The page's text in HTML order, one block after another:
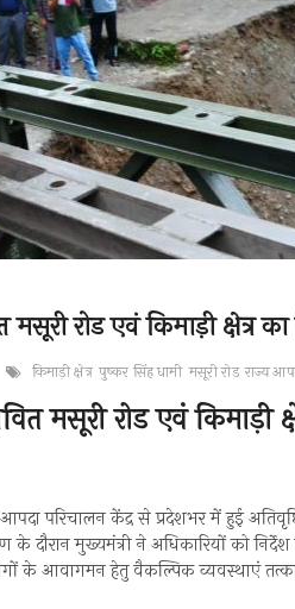
रोड एवं किमाड़ी क्षेत्र
किमाड़ी क्षेत्र पुष्कर सिंह धामी मसूरी रोड राज्य
मसूरी रोड एवं किमाड़ी
परिचालन केंद्र से प्रदेशभर में हुई
के दौरान मुख्यमंत्री ने अधिकारियों को
के आवागमन हेतु वैकल्पिक व्यवस्थाएं